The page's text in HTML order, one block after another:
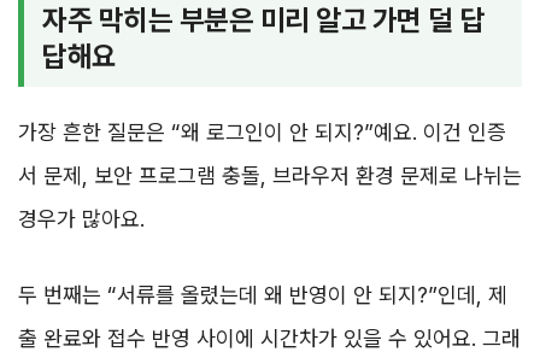
자주 막히는 부분은 미리 알고 가면 덜 답
답해요
가장 흔한 질문은 “왜 로그인이 안 되지?”예요. 이건 인증
서 문제, 보안 프로그램 충돌, 브라우저 환경 문제로 나뉘는
경우가 많아요.
두 번째는 “서류를 올렸는데 왜 반영이 안 되지?”인데, 제
출 완료와 접수 반영 사이에 시간차가 있을 수 있어요. 그래